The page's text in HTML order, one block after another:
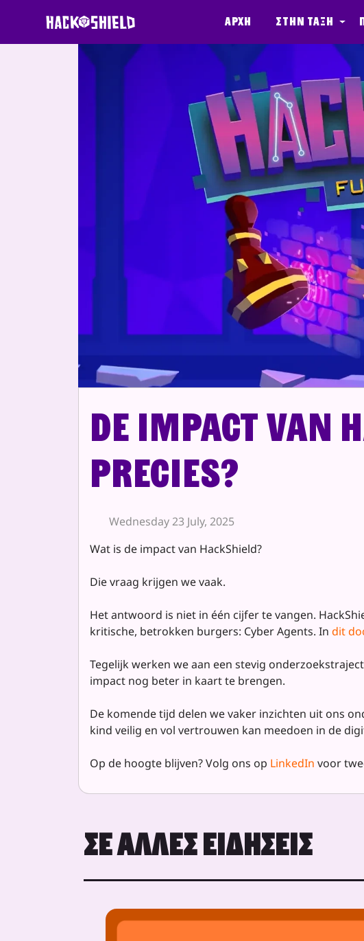
Αρχή Στην τάξη
De impact van
precies?
Wednesday 23 July, 2025
Wat is de impact van HackShield?
Die vraag krijgen we vaak.
Het antwoord is niet in één cijfer te vangen.
kritische, betrokken burgers: Cyber Agents. In dit
Tegelijk werken we aan een stevig
impact nog beter in kaart te brengen.
De komende tijd delen we vaker inzichten uit ons
kind veilig en vol vertrouwen kan meedoen in de
Op de hoogte blijven? Volg ons op LinkedIn voor
ΣΕ ΆΛΛΕΣ ΕΙΔΉΣΕΙΣ